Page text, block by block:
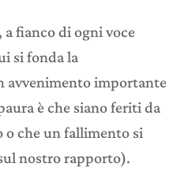
a fianco di ogni voce
si fonda la
avvenimento importante
è che siano feriti da
che un fallimento si
nostro rapporto).